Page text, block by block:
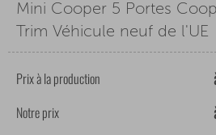
Mini Cooper 5 Portes
Trim Véhicule neuf de l'UE
Prix à la production
Notre prix